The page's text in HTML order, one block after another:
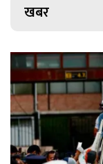
खबर